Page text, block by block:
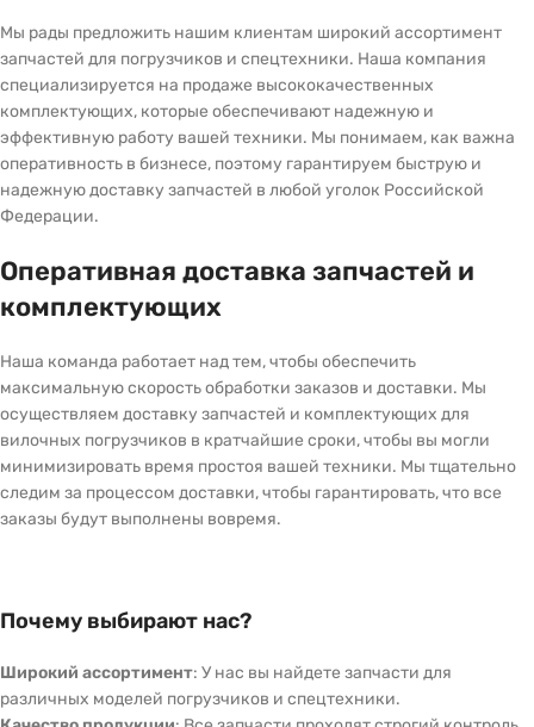
Мы рады предложить нашим клиентам широкий ассортимент
запчастей для погрузчиков и спецтехники. Наша компания
специализируется на продаже высококачественных
комплектующих, которые обеспечивают надежную и
эффективную работу вашей техники. Мы понимаем, как важна
оперативность в бизнесе, поэтому гарантируем быструю и
надежную доставку запчастей в любой уголок Российской
Федерации.
Оперативная доставка запчастей и
комплектующих
Наша команда работает над тем, чтобы обеспечить
максимальную скорость обработки заказов и доставки. Мы
осуществляем доставку запчастей и комплектующих для
вилочных погрузчиков в кратчайшие сроки, чтобы вы могли
минимизировать время простоя вашей техники. Мы тщательно
следим за процессом доставки, чтобы гарантировать, что все
заказы будут выполнены вовремя.
Почему выбирают нас?
Широкий ассортимент: У нас вы найдете запчасти для
различных моделей погрузчиков и спецтехники.